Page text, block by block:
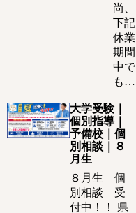
尚、
下記
休業
期間
中で
も…
大学受験｜
個別指導｜
予備校｜個
別相談｜８
月生
８月生 個
別相談 受
付中！！ 県